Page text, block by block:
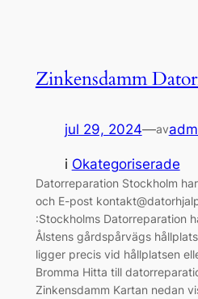
Zinkensdamm
jul 29, 2024—av
i Okategoriserade
Datorreparation Stockholm
och E-post
:Stockholms Datorreparation
Ålstens gårdspårvägs
ligger precis vid hållplatsen
Bromma Hitta till
Zinkensdamm Kartan nedan